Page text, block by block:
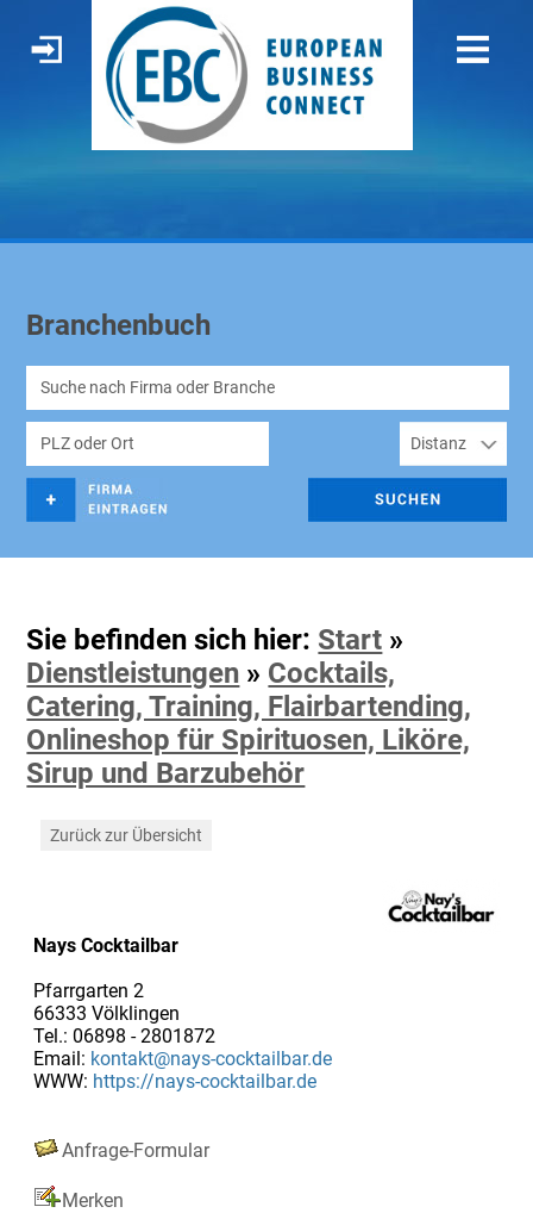
Branchenbuch
Sie befinden sich hier: Start »
Dienstleistungen » Cocktails,
Catering, Training, Flairbartending,
Onlineshop für Spirituosen, Liköre,
Sirup und Barzubehör
Zurück zur Übersicht
Nays Cocktailbar
Pfarrgarten 2
66333 Völklingen
Tel.: 06898 - 2801872
Email: kontakt@nays-cocktailbar.de
WWW: https://nays-cocktailbar.de
Anfrage-Formular
Merken